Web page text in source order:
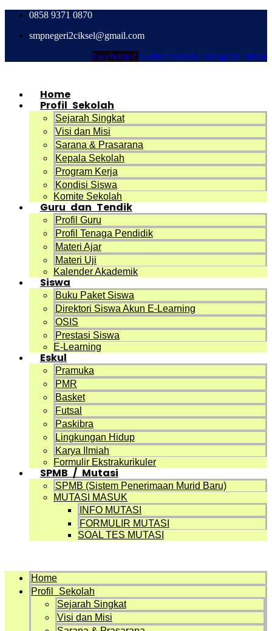
0858 9371 0870
smpnegeri2ciksel@gmail.com
Facebook-f TwitterYoutube Instagram Tiktok
Home
Profil Sekolah
Sejarah Singkat
Visi dan Misi
Sarana & Prasarana
Kepala Sekolah
Program Kerja
Kondisi Siswa
Komite Sekolah
Guru dan Tendik
Profil Guru
Profil Tenaga Pendidik
Materi Ajar
Materi Uji
Kalender Akademik
Siswa
Buku Paket Siswa
Direktori Siswa Akun E-Learning
OSIS
Prestasi Siswa
E-Learning
Eskul
Pramuka
PMR
Basket
Futsal
Paskibra
Lingkungan Hidup
Karya Ilmiah
Formulir Ekstrakurikuler
SPMB / Mutasi
SPMB (Sistem Penerimaan Murid Baru)
MUTASI MASUK
INFO MUTASI
FORMULIR MUTASI
SOAL TES MUTASI
Home
Profil Sekolah
Sejarah Singkat
Visi dan Misi